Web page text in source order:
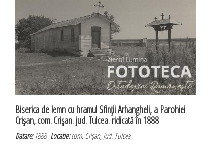
Biserica de lemn cu hramul Sfinţii Arhangheli, a Parohiei
Crişan, com. Crişan, jud. Tulcea, ridicată în 1888
Datare:1888Locatie:com. Crişan, jud. Tulcea